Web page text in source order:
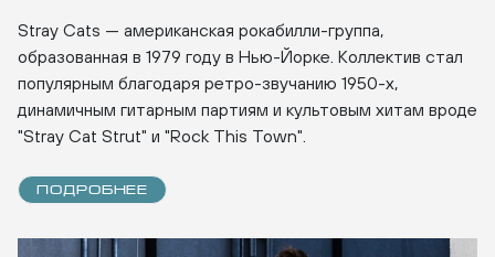
Stray Cats — американская рокабилли-группа,
образованная в 1979 году в Нью-Йорке. Коллектив стал
популярным благодаря ретро-звучанию 1950-х,
динамичным гитарным партиям и культовым хитам вроде
"Stray Cat Strut" и "Rock This Town".
ПОДРОБНЕЕ